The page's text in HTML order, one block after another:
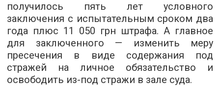
получилось пять лет условного
заключения с испытательным сроком два
года плюс 11 050 грн штрафа. А главное
для заключенного — изменить меру
пресечения в виде содержания под
стражей на личное обязательство и
освободить из-под стражи в зале суда.